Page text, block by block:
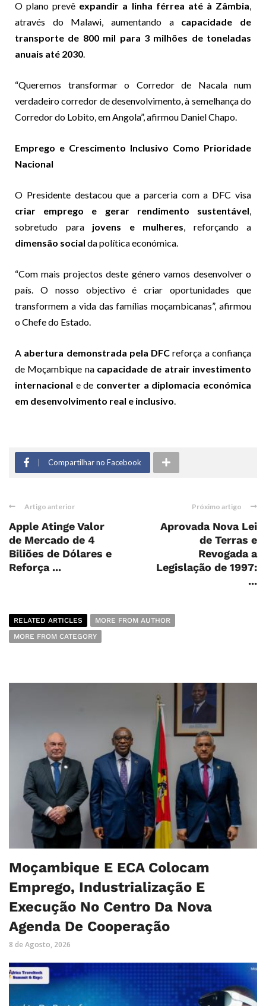
O plano prevê expandir a linha férrea até à Zâmbia,
através do Malawi, aumentando a capacidade de
transporte de 800 mil para 3 milhões de toneladas
anuais até 2030.
“Queremos transformar o Corredor de Nacala num
verdadeiro corredor de desenvolvimento, à semelhança do
Corredor do Lobito, em Angola”, afirmou Daniel Chapo.
Emprego e Crescimento Inclusivo Como Prioridade
Nacional
O Presidente destacou que a parceria com a DFC visa
criar emprego e gerar rendimento sustentável,
sobretudo para jovens e mulheres, reforçando a
dimensão social da política económica.
“Com mais projectos deste género vamos desenvolver o
país. O nosso objectivo é criar oportunidades que
transformem a vida das famílias moçambicanas”, afirmou
o Chefe do Estado.
A abertura demonstrada pela DFC reforça a confiança
de Moçambique na capacidade de atrair investimento
internacional e de converter a diplomacia económica
em desenvolvimento real e inclusivo.
Compartilhar no Facebook
Artigo anterior
Apple Atinge Valor
de Mercado de 4
Biliões de Dólares e
Reforça ...
Próximo artigo
Aprovada Nova Lei
de Terras e
Revogada a
Legislação de 1997:
...
RELATED ARTICLES
MORE FROM AUTHOR
MORE FROM CATEGORY
Moçambique E ECA Colocam
Emprego, Industrialização E
Execução No Centro Da Nova
Agenda De Cooperação
8 de Agosto, 2026